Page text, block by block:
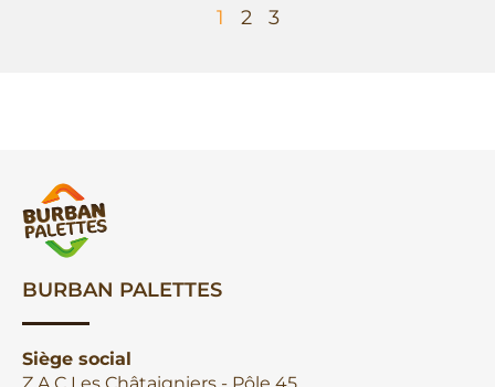
1 2 3
BURBAN PALETTES
Siège social